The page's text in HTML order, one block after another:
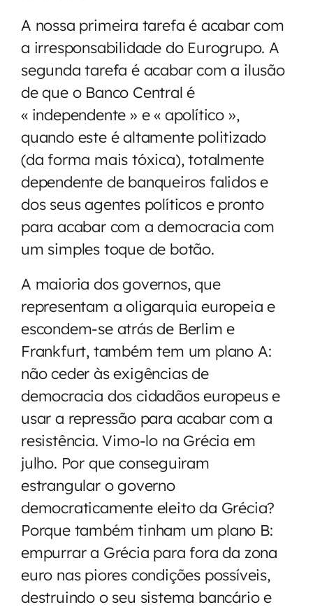
A nossa primeira tarefa é acabar com
a irresponsabilidade do Eurogrupo. A
segunda tarefa é acabar com a ilusão
de que o Banco Central é
« independente » e « apolítico »,
quando este é altamente politizado
(da forma mais tóxica), totalmente
dependente de banqueiros falidos e
dos seus agentes políticos e pronto
para acabar com a democracia com
um simples toque de botão.
A maioria dos governos, que
representam a oligarquia europeia e
escondem-se atrás de Berlim e
Frankfurt, também tem um plano A:
não ceder às exigências de
democracia dos cidadãos europeus e
usar a repressão para acabar com a
resistência. Vimo-lo na Grécia em
julho. Por que conseguiram
estrangular o governo
democraticamente eleito da Grécia?
Porque também tinham um plano B:
empurrar a Grécia para fora da zona
euro nas piores condições possíveis,
destruindo o seu sistema bancário e